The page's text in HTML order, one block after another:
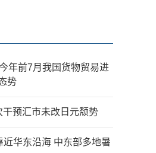
年前7月我国货物贸易进
势
干预汇市未改日元颓势
近华东沿海 中东部多地暑